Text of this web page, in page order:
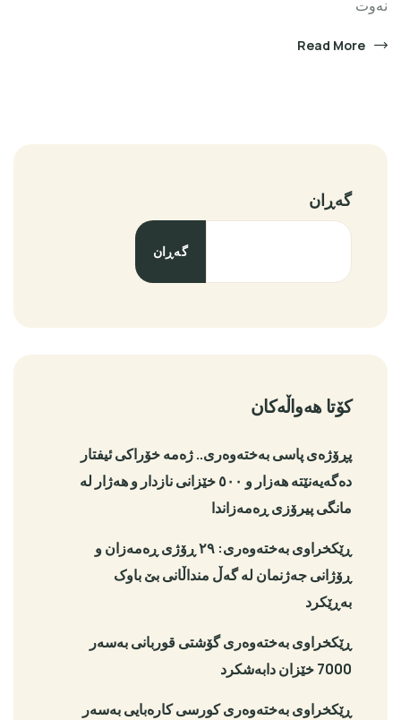
نەوت
Read More
گەڕان
گەڕان
کۆتا هەواڵەکان
پڕۆژەی پاسی بەختەوەری.. ژەمە خۆراکی ئیفتار
دەگەیەنێتە هەزار و ٥٠٠ خێزانی نازدار و هەژار لە
مانگی پیرۆزی ڕەمەزاندا
ڕێکخراوی بەختەوەری: ٢٩ ڕۆژی ڕەمەزان و
ڕۆژانی جەژنمان لە گەڵ منداڵانی بێ باوک
بەڕێکرد
ڕێکخراوی بەختەوەری گۆشتی قوربانی بەسەر
7000 خێزان دابەشكرد
ڕێكخراوی بەختەوەری كورسی كارەبایی بەسەر